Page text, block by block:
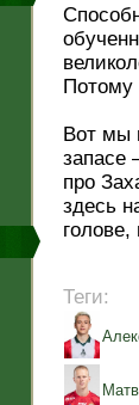
Потому
Вот мы
запасе
про
здесь
голове,
Теги: